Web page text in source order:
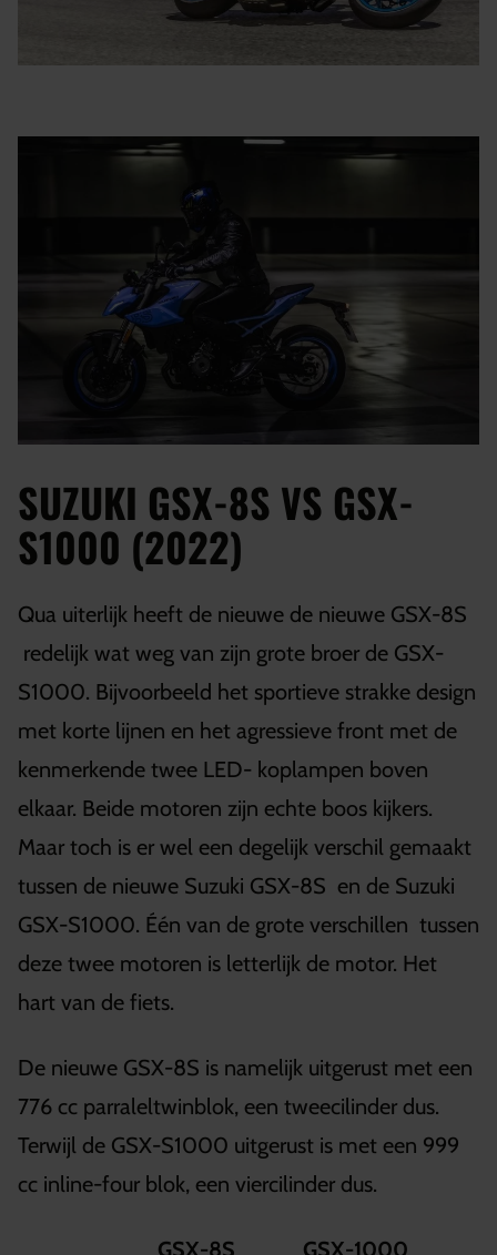
SUZUKI GSX-8S VS GSX-
S1000 (2022)
Qua uiterlijk heeft de nieuwe de nieuwe GSX-8S
redelijk wat weg van zijn grote broer de GSX-
S1000. Bijvoorbeeld het sportieve strakke design
met korte lijnen en het agressieve front met de
kenmerkende twee LED- koplampen boven
elkaar. Beide motoren zijn echte boos kijkers.
Maar toch is er wel een degelijk verschil gemaakt
tussen de nieuwe Suzuki GSX-8S en de Suzuki
GSX-S1000. Één van de grote verschillen tussen
deze twee motoren is letterlijk de motor. Het
hart van de fiets.
De nieuwe GSX-8S is namelijk uitgerust met een
776 cc parraleltwinblok, een tweecilinder dus.
Terwijl de GSX-S1000 uitgerust is met een 999
cc inline-four blok, een viercilinder dus.
GSX-8S GSX-1000